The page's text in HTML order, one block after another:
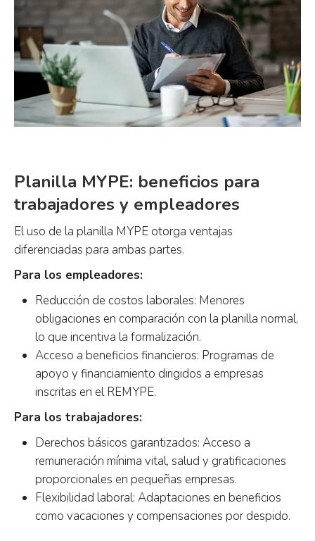
Planilla MYPE: beneficios para
trabajadores y empleadores
El uso de la planilla MYPE otorga ventajas
diferenciadas para ambas partes.
Para los empleadores:
Reducción de costos laborales: Menores
obligaciones en comparación con la planilla normal,
lo que incentiva la formalización.
Acceso a beneficios financieros: Programas de
apoyo y financiamiento dirigidos a empresas
inscritas en el REMYPE.
Para los trabajadores:
Derechos básicos garantizados: Acceso a
remuneración mínima vital, salud y gratificaciones
proporcionales en pequeñas empresas.
Flexibilidad laboral: Adaptaciones en beneficios
como vacaciones y compensaciones por despido.